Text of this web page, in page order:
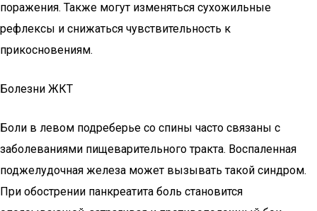
поражения. Также могут изменяться сухожильные
рефлексы и снижаться чувствительность к
прикосновениям.
Болезни ЖКТ
Боли в левом подреберье со спины часто связаны с
заболеваниями пищеварительного тракта. Воспаленная
поджелудочная железа может вызывать такой синдром.
При обострении панкреатита боль становится